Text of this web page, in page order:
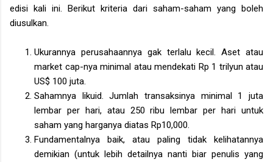
edisi kali ini. Berikut kriteria dari saham-saham yang boleh
diusulkan.
Ukurannya perusahaannya gak terlalu kecil. Aset atau
market cap-nya minimal atau mendekati Rp 1 trilyun atau
US$ 100 juta.
Sahamnya likuid. Jumlah transaksinya minimal 1 juta
lembar per hari, atau 250 ribu lembar per hari untuk
saham yang harganya diatas Rp10,000.
Fundamentalnya baik, atau paling tidak kelihatannya
demikian (untuk lebih detailnya nanti biar penulis yang